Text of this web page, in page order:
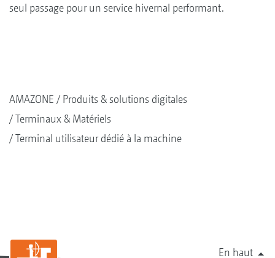
seul passage pour un service hivernal performant.
AMAZONE
Produits & solutions digitales
Terminaux & Matériels
Terminal utilisateur dédié à la machine
En haut